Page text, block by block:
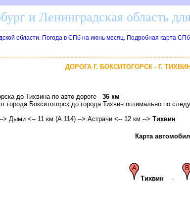
и Ленинградская область
области. Погода в СПб на июнь месяц. Подробная карта
ДОРОГА Г. БОКСИТОГОРСК - Г.
до Тихвина по авто дороге - 36 км
города Бокситогорск до города Тихвин оптимально по
> Дыми <-- 11 км (А 114) --> Астрачи <-- 12 км --> Тихвин
Карта
Тихвин -